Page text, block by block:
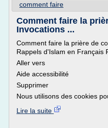
comment faire
Comment faire la
Invocations ...
Comment faire la prière de
Rappels d'Islam en Français
Aller vers
Aide accessibilité
Supprimer
Nous utilisons des cookies
Lire la suite